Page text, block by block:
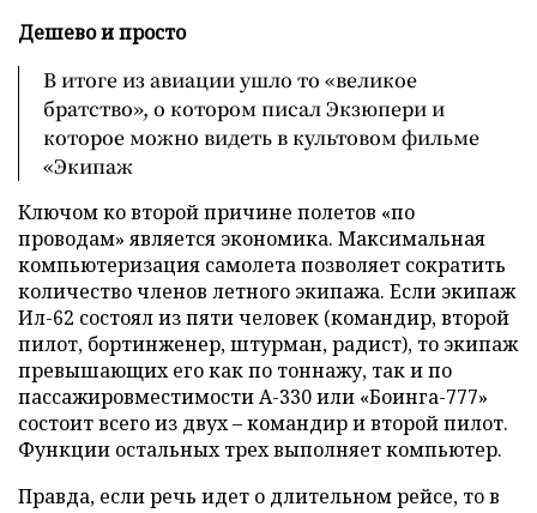
Дешево и просто
В итоге из авиации ушло то «великое
братство», о котором писал Экзюпери и
которое можно видеть в культовом фильме
«Экипаж
Ключом ко второй причине полетов «по
проводам» является экономика. Максимальная
компьютеризация самолета позволяет сократить
количество членов летного экипажа. Если экипаж
Ил-62 состоял из пяти человек (командир, второй
пилот, бортинженер, штурман, радист), то экипаж
превышающих его как по тоннажу, так и по
пассажировместимости А-330 или «Боинга-777»
состоит всего из двух – командир и второй пилот.
Функции остальных трех выполняет компьютер.
Правда, если речь идет о длительном рейсе, то в